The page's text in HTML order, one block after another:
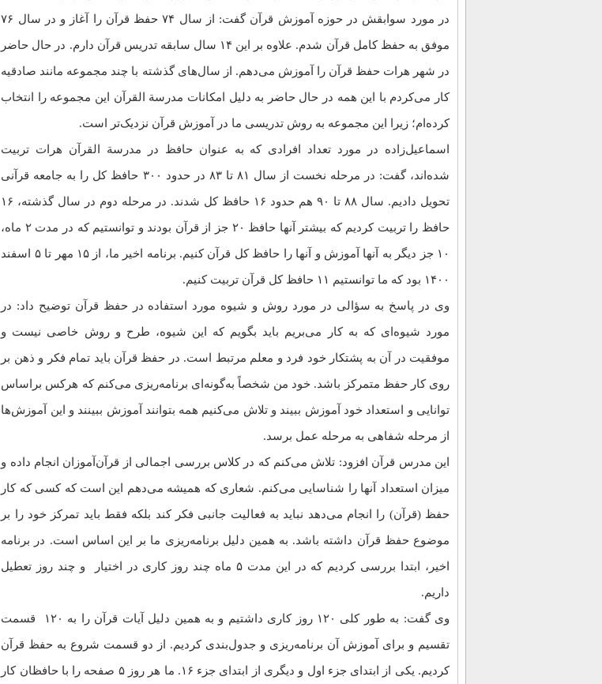
در مورد سوابقش در حوزه آموزش قرآن گفت: از سال ۷۴ حفظ قرآن را آغاز و در سال ۷۶
موفق به حفظ کامل قرآن شدم. علاوه بر این ۱۴ سال سابقه تدریس قرآن دارم. در حال حاضر
در شهر هرات حفظ قرآن را آموزش می‌دهم. از سال‌های گذشته با چند مجموعه مانند صادقیه
کار می‌کردم با این همه در حال حاضر به دلیل امکانات مدرسة القرآن این مجموعه را انتخاب
کرده‌‌ام؛ زیرا این مجموعه به روش تدریسی ما در آموزش قرآن نزدیک‌تر‌ است.
اسماعیل‌زاده در مورد تعداد افرادی که به عنوان حافظ در مدرسة القرآن هرات تربیت
شده‌اند، گفت: در مرحله نخست از سال ۸۱ تا ۸۳ در حدود ۳۰۰ حافظ کل را به جامعه قرآنی
تحویل دادیم. سال ۸۸ تا ۹۰ هم حدود ۱۶ حافظ کل شدند. در مرحله دوم در سال گذشته، ۱۶
حافظ را تربیت کردیم که بیشتر آنها حافظ ۲۰ جز از قرآن بودند و توانستیم که در مدت ۲ ماه،
۱۰ جز دیگر به آنها آموزش و آنها را حافظ کل قرآن کنیم. برنامه اخیر ما، از ۱۵ مهر تا ۵ اسفند
۱۴۰۰ بود که ما توانستیم ۱۱ حافظ کل قرآن تربیت کنیم.
وی در پاسخ به سؤالی در مورد روش و شیوه مورد استفاده در حفظ قرآن توضیح داد: در
مورد شیوه‌ای که به کار می‌بریم باید بگویم که این شیوه، طرح و روش خاصی نیست و
موفقیت در آن به پشتکار خود فرد و معلم مرتبط است. در حفظ قرآن باید تمام فکر و ذهن بر
روی کار حفظ متمرکز باشد. خود من شخصاً به‌گونه‌ای برنامه‌ریزی می‌کنم که هرکس براساس
توانایی و استعداد خود آموزش ببیند و تلاش می‌کنیم همه بتوانند آموزش ببینند و این آموزش‌ها
از مرحله شفاهی به مرحله عمل برسد.
این مدرس قرآن افزود: تلاش می‌کنم که در کلاس بررسی اجمالی از قرآن‌آموزان انجام داده و
میزان استعداد آنها را شناسایی می‌کنم. شعاری که همیشه می‌دهم این است که کسی که کار
حفظ (قرآن) را انجام می‌دهد نباید به فعالیت جانبی فکر کند بلکه فقط باید تمرکز خود را بر
موضوع حفظ قرآن داشته باشد. به همین دلیل برنامه‌ریزی ما بر این اساس است. در برنامه
اخیر، ابتدا بررسی کردیم که در این مدت ۵ ماه چند روز کاری در اختیار و چند روز تعطیل
داریم.
وی گفت: به طور کلی ۱۲۰ روز کاری داشتیم و به همین دلیل آیات قرآن را به ۱۲۰ قسمت
تقسیم و برای آموزش آن برنامه‌ریزی و جدول‌بندی کردیم. از دو قسمت شروع به حفظ قرآن
کردیم. یکی از ابتدای جزء اول و دیگری از ابتدای جزء ۱۶. ما هر روز ۵ صفحه را با حافظان کار